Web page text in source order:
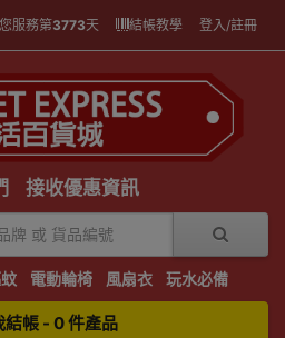
服務第3773天 結帳教學 登入/註冊
接收優惠資訊
電動輪椅 風扇衣 玩水必備
結帳 - 0 件產品